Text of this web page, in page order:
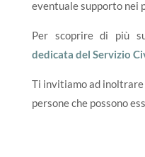
eventuale supporto nei
Per scoprire di più
dedicata del Servizio
Ti invitiamo ad
persone che possono